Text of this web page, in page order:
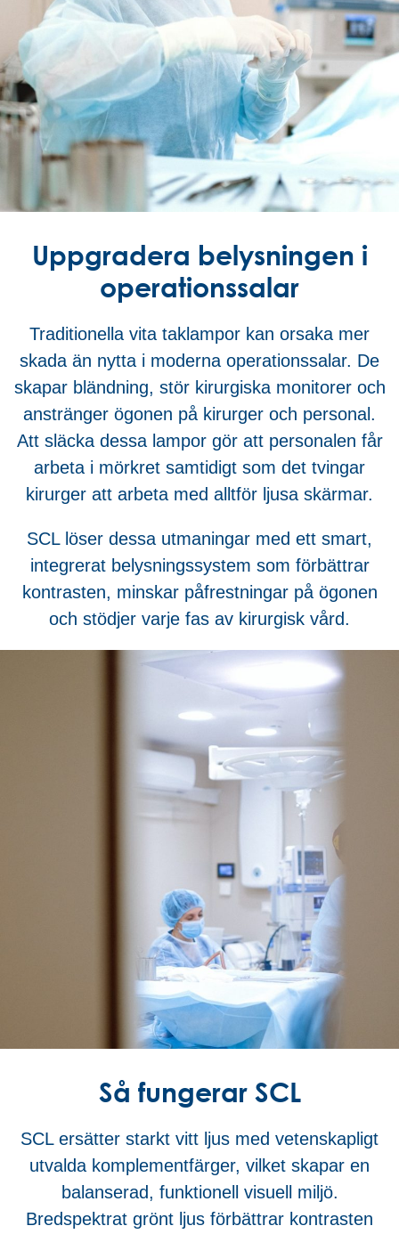
Uppgradera belysningen i
operationssalar
Traditionella vita taklampor kan orsaka mer
skada än nytta i moderna operationssalar. De
skapar bländning, stör kirurgiska monitorer och
anstränger ögonen på kirurger och personal.
Att släcka dessa lampor gör att personalen får
arbeta i mörkret samtidigt som det tvingar
kirurger att arbeta med alltför ljusa skärmar.
SCL löser dessa utmaningar med ett smart,
integrerat belysningssystem som förbättrar
kontrasten, minskar påfrestningar på ögonen
och stödjer varje fas av kirurgisk vård.
Så fungerar SCL
SCL ersätter starkt vitt ljus med vetenskapligt
utvalda komplementfärger, vilket skapar en
balanserad, funktionell visuell miljö.
Bredspektrat grönt ljus förbättrar kontrasten